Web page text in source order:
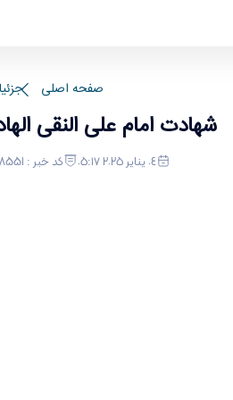
صفحه اصلی
شهادت امام علی النقی
٠٤ يناير ٢٠٢٥ ٠٥:١٧ کد خبر : 668551